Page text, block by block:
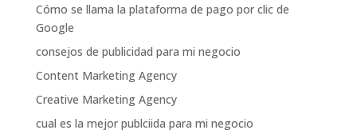
Cómo se llama la plataforma de pago por clic de
Google
consejos de publicidad para mi negocio
Content Marketing Agency
Creative Marketing Agency
cual es la mejor publciida para mi negocio